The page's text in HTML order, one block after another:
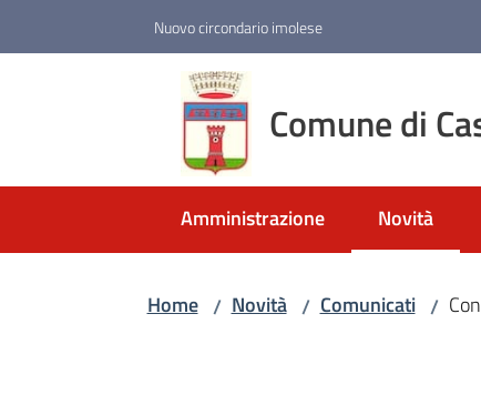
Nuovo circondario imolese
Comune di
Amministrazione Novità
Menu
Home / Novità / Comunicati /